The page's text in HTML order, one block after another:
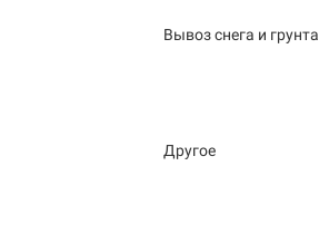
Вывоз снега и грунта
Другое